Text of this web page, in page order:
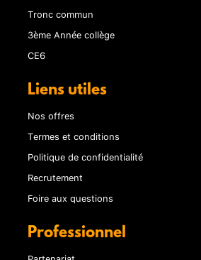
Tronc commun
3ème Année collège
CE6
Liens utiles
Nos offres
Termes et conditions
Politique de confidentialité
Recrutement
Foire aux questions
Professionnel